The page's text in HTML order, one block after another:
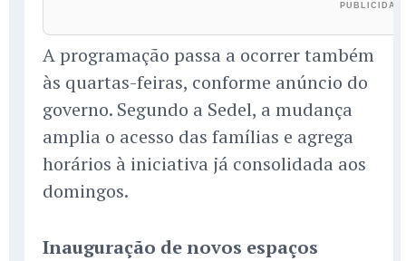
A programação passa a ocorrer também
às quartas-feiras, conforme anúncio do
governo. Segundo a Sedel, a mudança
amplia o acesso das famílias e agrega
horários à iniciativa já consolidada aos
domingos.
Inauguração de novos espaços